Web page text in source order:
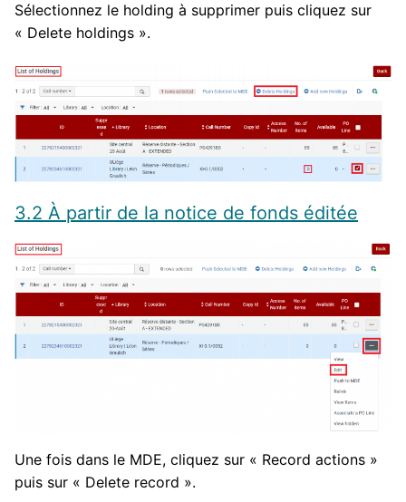
Sélectionnez le holding à supprimer puis cliquez sur
« Delete holdings ».
3.2 À partir de la notice de fonds éditée
Une fois dans le MDE, cliquez sur « Record actions »
puis sur « Delete record ».